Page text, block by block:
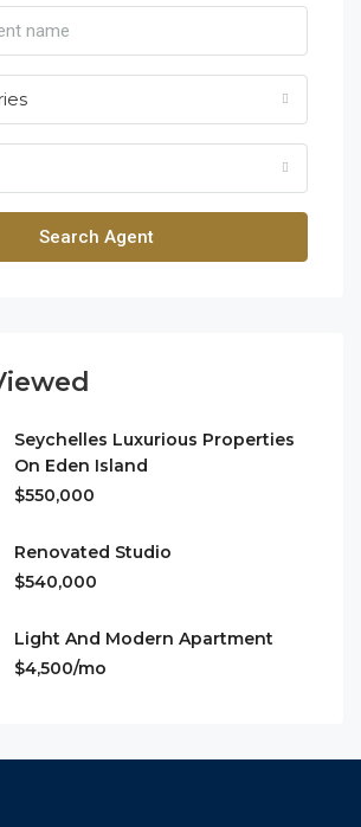
Search Agent
Seychelles Luxurious Properties
On Eden Island
$550,000
Renovated Studio
$540,000
Light And Modern Apartment
$4,500/mo